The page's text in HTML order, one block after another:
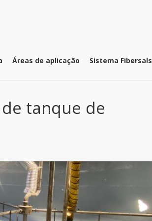
Áreas de aplicação Sistema Fibersals
tanque de